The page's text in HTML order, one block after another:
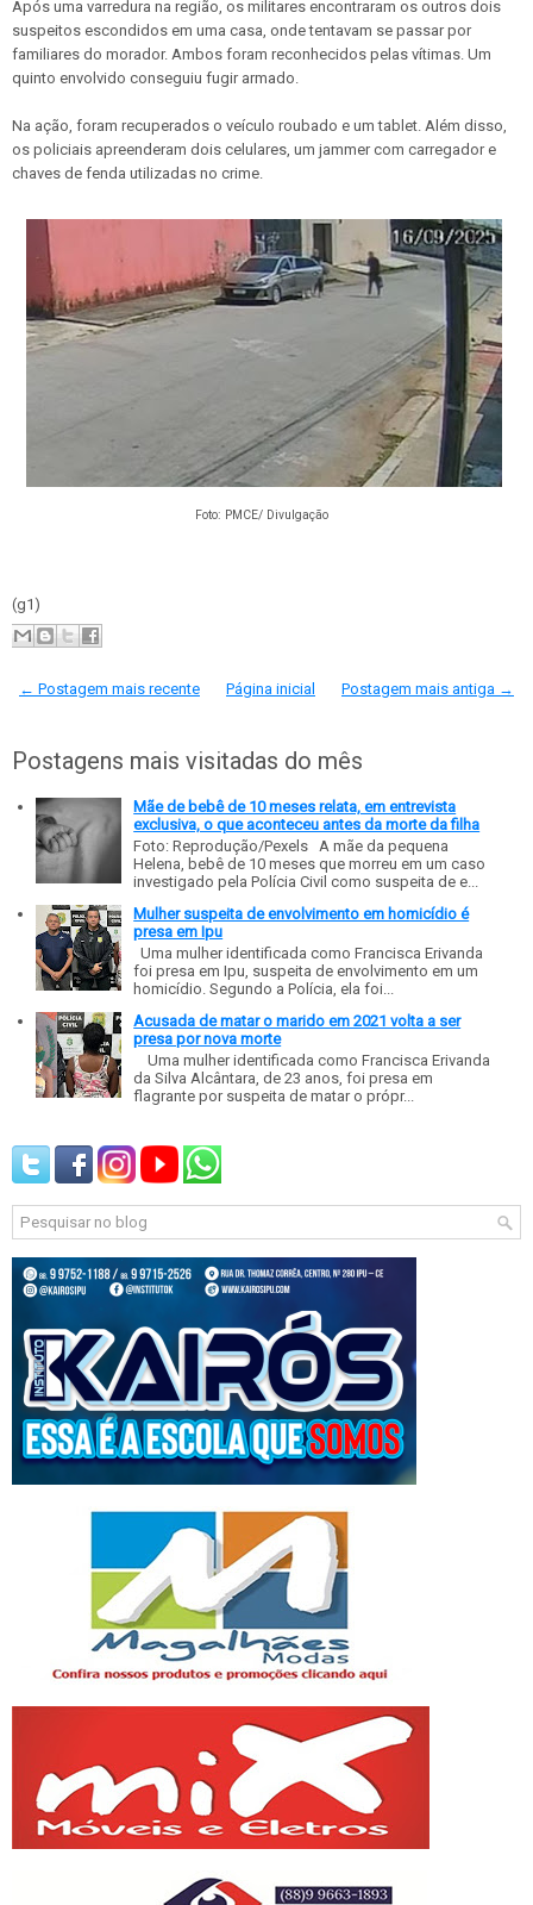
Após uma varredura na região, os militares encontraram os outros dois
suspeitos escondidos em uma casa, onde tentavam se passar por
familiares do morador. Ambos foram reconhecidos pelas vítimas. Um
quinto envolvido conseguiu fugir armado.
Na ação, foram recuperados o veículo roubado e um tablet. Além disso,
os policiais apreenderam dois celulares, um jammer com carregador e
chaves de fenda utilizadas no crime.
Foto: PMCE/ Divulgação
(g1)
← Postagem mais recente Postagem mais antiga →
Página inicial
Postagens mais visitadas do mês
Mãe de bebê de 10 meses relata, em entrevista
exclusiva, o que aconteceu antes da morte da filha
Foto: Reprodução/Pexels A mãe da pequena
Helena, bebê de 10 meses que morreu em um caso
investigado pela Polícia Civil como suspeita de e...
Mulher suspeita de envolvimento em homicídio é
presa em Ipu
Uma mulher identificada como Francisca Erivanda
foi presa em Ipu, suspeita de envolvimento em um
homicídio. Segundo a Polícia, ela foi...
Acusada de matar o marido em 2021 volta a ser
presa por nova morte
Uma mulher identificada como Francisca Erivanda
da Silva Alcântara, de 23 anos, foi presa em
flagrante por suspeita de matar o própr...